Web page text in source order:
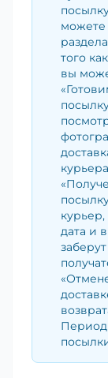
можете
того
вы
дата и
Период